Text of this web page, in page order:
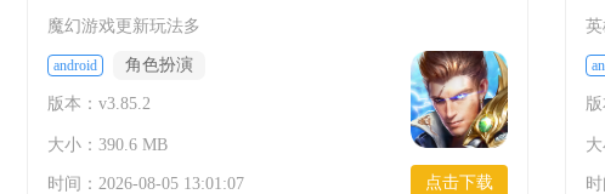
魔幻游戏更新玩法多
android 角色扮演
版本：v3.85.2
大小：390.6 MB
时间： 2026-08-05 13:01:07 点击下载